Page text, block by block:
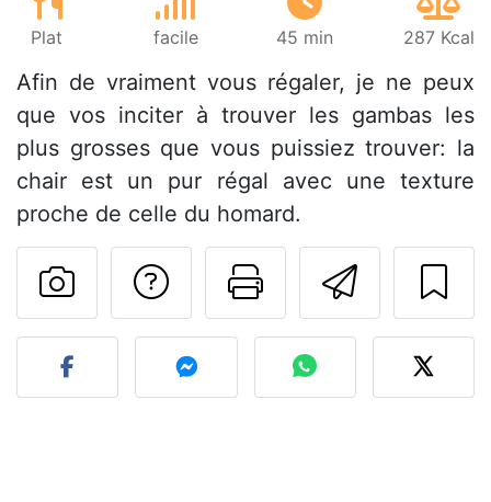
Plat facile 45 min 287 Kcal
Afin de vraiment vous régaler, je ne peux
que vos inciter à trouver les gambas les
plus grosses que vous puissiez trouver: la
chair est un pur régal avec une texture
proche de celle du homard.
Imprimer
Poser une
Publier votre photo de